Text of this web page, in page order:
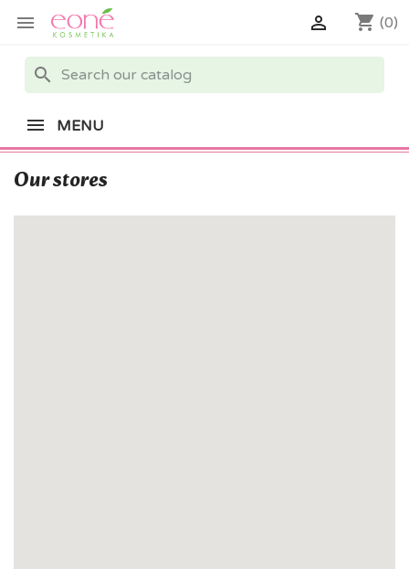
 shopping_cart (0)

search
MENU
Our stores